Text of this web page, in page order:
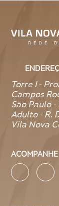
Torre I -
Campos
São Paulo
Adulto - R.
Vila Nova